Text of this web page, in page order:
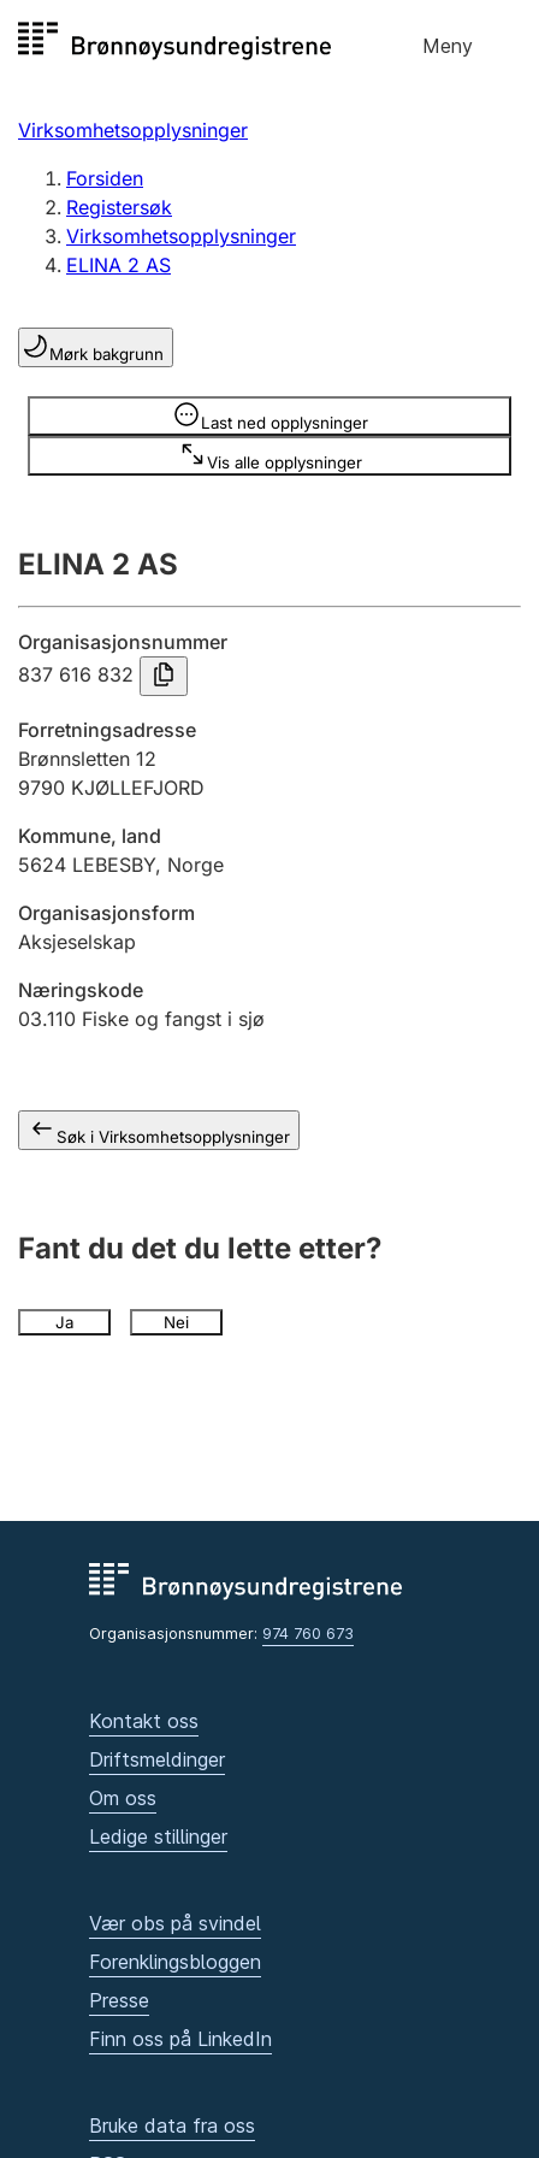
til
Meny
Registersøk
Aksjeselskap
Enkeltpersonforetak
Registrere, endre, slette
Lag og forening
Registrere, endre, slette
Innsending og forsinkelsesgebyr
Tinglysing
Jeger
Ektepaktveileder
Offentlig sektor
Virksomhetsopplysninger
Forsiden
Registersøk
Virksomhetsopplysninger
ELINA 2 AS
Mørk bakgrunn
Last ned opplysninger
Vis alle opplysninger
Opplysninger er skjult
ELINA 2 AS
Organisasjonsnummer
837 616 832
Forretningsadresse
Brønnsletten 12
9790 KJØLLEFJORD
Kommune, land
5624 LEBESBY, Norge
Organisasjonsform
Aksjeselskap
Næringskode
03.110 Fiske og fangst i sjø
Søk i Virksomhetsopplysninger
Fant du det du lette etter?
Ja Nei
Organisasjonsnummer: 974 760 673
Kontakt oss
Driftsmeldinger
Om oss
Ledige stillinger
Vær obs på svindel
Forenklingsbloggen
Presse
Finn oss på LinkedIn
Bruke data fra oss